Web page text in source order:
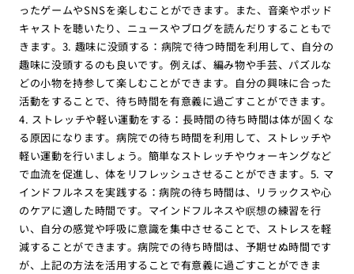
ったゲームやSNSを楽しむことができます。また、音楽やポッド
キャストを聴いたり、ニュースやブログを読んだりすることもで
きます。3. 趣味に没頭する：病院で待つ時間を利用して、自分の
趣味に没頭するのも良いです。例えば、編み物や手芸、パズルな
どの小物を持参して楽しむことができます。自分の興味に合った
活動をすることで、待ち時間を有意義に過ごすことができます。
4. ストレッチや軽い運動をする：長時間の待ち時間は体が固くな
る原因になります。病院での待ち時間を利用して、ストレッチや
軽い運動を行いましょう。簡単なストレッチやウォーキングなど
で血流を促進し、体をリフレッシュさせることができます。5. マ
インドフルネスを実践する：病院の待ち時間は、リラックスや心
のケアに適した時間です。マインドフルネスや瞑想の練習を行
い、自分の感覚や呼吸に意識を集中させることで、ストレスを軽
減することができます。病院での待ち時間は、予期せぬ時間です
が、上記の方法を活用することで有意義に過ごすことができま